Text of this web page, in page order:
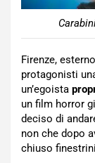
Firenze,
protagonisti
un’egoista
un film horror
deciso di
non che dopo
chiuso